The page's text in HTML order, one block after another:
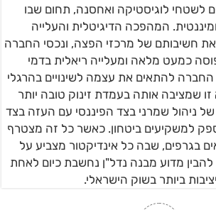
לשטחי לוגיסטיקה ואחסנה, תחום שבו
המהפכה הדיגיטלית והעלייה
חשיבותם של מרכזי הפצה, ונכסי החברה
כמעט מלאה ומעלייה ריאלית בדמי
להתאים את עצמה לשינויים בהרגלי
שמציבה אותה בעמדת זינוק טובה יותר
ניהול שמרני בצד הפיננסי עם העזה בצד
למשקיעים ביטחון. כאשר כל זה מצטרף
בגרפים, שבה כל אינדיקטור מצביע על
להבין מדוע מבנה נדל"ן נחשבת כיום לאחת
ביותר בשוק הישראלי.